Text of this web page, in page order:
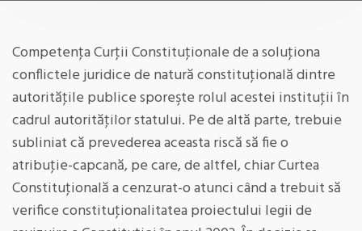
Competenţa Curţii Constituţionale de a soluţiona
conflictele juridice de natură constituţională dintre
autorităţile publice sporeşte rolul acestei instituţii în
cadrul autorităţilor statului. Pe de altă parte, trebuie
subliniat că prevederea aceasta riscă să fie o
atribuţie-capcană, pe care, de altfel, chiar Curtea
Constituţională a cenzurat-o atunci când a trebuit să
verifice constituţionalitatea proiectului legii de